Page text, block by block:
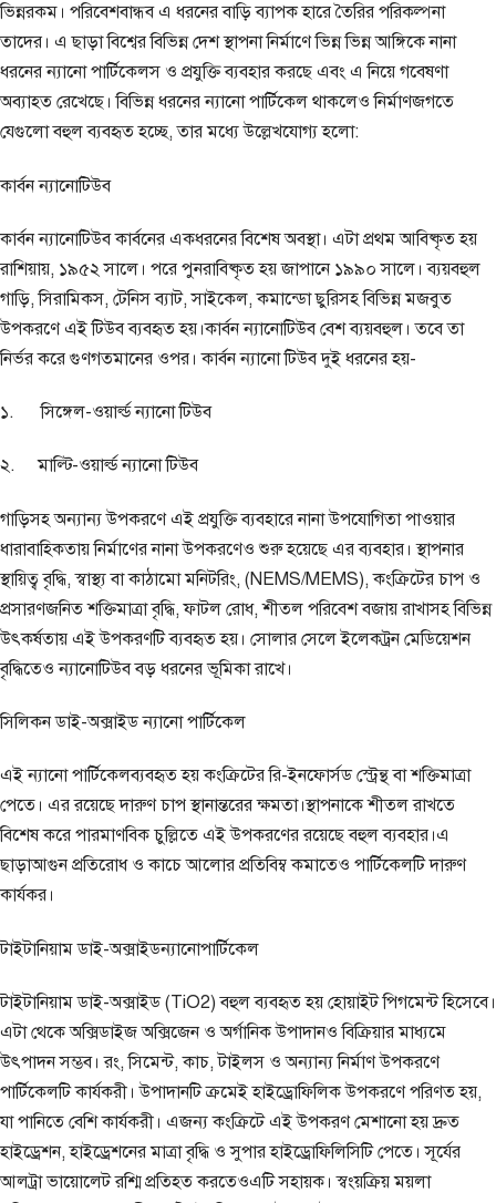
ভিন্নরকম। পরিবেশবান্ধব এ ধরনের বাড়ি ব্যাপক হারে তৈরির পরিকল্পনা
তাদের। এ ছাড়া বিশ্বের বিভিন্ন দেশ স্থাপনা নির্মাণে ভিন্ন ভিন্ন আঙ্গিকে নানা
ধরনের ন্যানো পার্টিকেলস ও প্রযুক্তি ব্যবহার করছে এবং এ নিয়ে গবেষণা
অব্যাহত রেখেছে। বিভিন্ন ধরনের ন্যানো পার্টিকেল থাকলেও নির্মাণজগতে
যেগুলো বহুল ব্যবহৃত হচ্ছে, তার মধ্যে উল্লেখযোগ্য হলো:
কার্বন ন্যানোটিউব
কার্বন ন্যানোটিউব কার্বনের একধরনের বিশেষ অবস্থা। এটা প্রথম আবিষ্কৃত হয়
রাশিয়ায়, ১৯৫২ সালে। পরে পুনরাবিষ্কৃত হয় জাপানে ১৯৯০ সালে। ব্যয়বহুল
গাড়ি, সিরামিকস, টেনিস ব্যাট, সাইকেল, কমান্ডো ছুরিসহ বিভিন্ন মজবুত
উপকরণে এই টিউব ব্যবহৃত হয়।কার্বন ন্যানোটিউব বেশ ব্যয়বহুল। তবে তা
নির্ভর করে গুণগতমানের ওপর। কার্বন ন্যানো টিউব দুই ধরনের হয়-
১. সিঙ্গেল-ওয়ার্ল্ড ন্যানো টিউব
২. মাল্টি-ওয়ার্ল্ড ন্যানো টিউব
গাড়িসহ অন্যান্য উপকরণে এই প্রযুক্তি ব্যবহারে নানা উপযোগিতা পাওয়ার
ধারাবাহিকতায় নির্মাণের নানা উপকরণেও শুরু হয়েছে এর ব্যবহার। স্থাপনার
স্থায়িত্ব বৃদ্ধি, স্বাস্থ্য বা কাঠামো মনিটরিং, (NEMS/MEMS), কংক্রিটের চাপ ও
প্রসারণজনিত শক্তিমাত্রা বৃদ্ধি, ফাটল রোধ, শীতল পরিবেশ বজায় রাখাসহ বিভিন্ন
উৎকর্ষতায় এই উপকরণটি ব্যবহৃত হয়। সোলার সেলে ইলেকট্রন মেডিয়েশন
বৃদ্ধিতেও ন্যানোটিউব বড় ধরনের ভূমিকা রাখে।
সিলিকন ডাই-অক্সাইড ন্যানো পার্টিকেল
এই ন্যানো পার্টিকেলব্যবহৃত হয় কংক্রিটের রি-ইনফোর্সড স্ট্রেন্থ বা শক্তিমাত্রা
পেতে। এর রয়েছে দারুণ চাপ স্থানান্তরের ক্ষমতা।স্থাপনাকে শীতল রাখতে
বিশেষ করে পারমাণবিক চুল্লিতে এই উপকরণের রয়েছে বহুল ব্যবহার।এ
ছাড়াআগুন প্রতিরোধ ও কাচে আলোর প্রতিবিম্ব কমাতেও পার্টিকেলটি দারুণ
কার্যকর।
টাইটানিয়াম ডাই-অক্সাইডন্যানোপার্টিকেল
টাইটানিয়াম ডাই-অক্সাইড (TiO2) বহুল ব্যবহৃত হয় হোয়াইট পিগমেন্ট হিসেবে।
এটা থেকে অক্সিডাইজ অক্সিজেন ও অর্গানিক উপাদানও বিক্রিয়ার মাধ্যমে
উৎপাদন সম্ভব। রং, সিমেন্ট, কাচ, টাইলস ও অন্যান্য নির্মাণ উপকরণে
পার্টিকেলটি কার্যকরী। উপাদানটি ক্রমেই হাইড্রোফিলিক উপকরণে পরিণত হয়,
যা পানিতে বেশি কার্যকরী। এজন্য কংক্রিটে এই উপকরণ মেশানো হয় দ্রুত
হাইড্রেশন, হাইড্রেশনের মাত্রা বৃদ্ধি ও সুপার হাইড্রোফিলিসিটি পেতে। সূর্যের
আলট্রা ভায়োলেট রশ্মি প্রতিহত করতেওএটি সহায়ক। স্বংয়ক্রিয় ময়লা